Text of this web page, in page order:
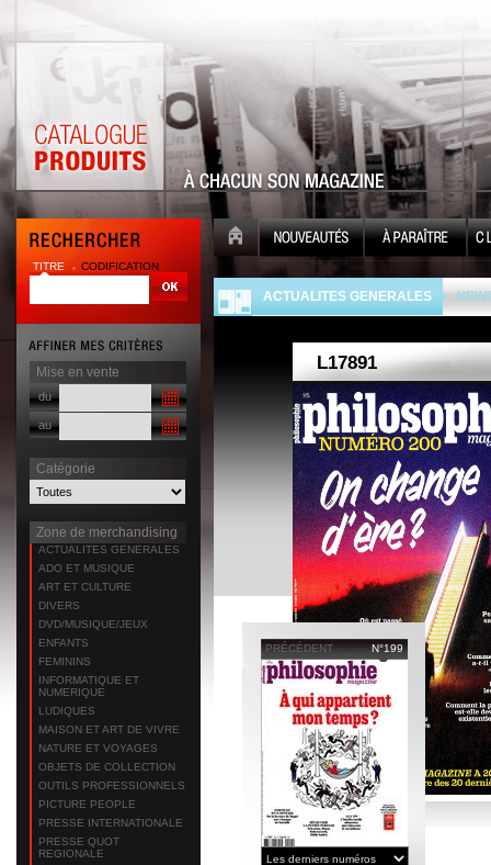
TITRE CODIFICATION
Mise en vente
du
au
Catégorie
Zone de merchandising
ACTUALITES GENERALES
ADO ET MUSIQUE
ART ET CULTURE
DIVERS
DVD/MUSIQUE/JEUX
ENFANTS
FEMININS
INFORMATIQUE ET
NUMERIQUE
LUDIQUES
MAISON ET ART DE VIVRE
NATURE ET VOYAGES
OBJETS DE COLLECTION
OUTILS PROFESSIONNELS
PICTURE PEOPLE
PRESSE INTERNATIONALE
PRESSE QUOT
REGIONALE
ACTUALITES GENERALES
PRÉCÉDENT N°199